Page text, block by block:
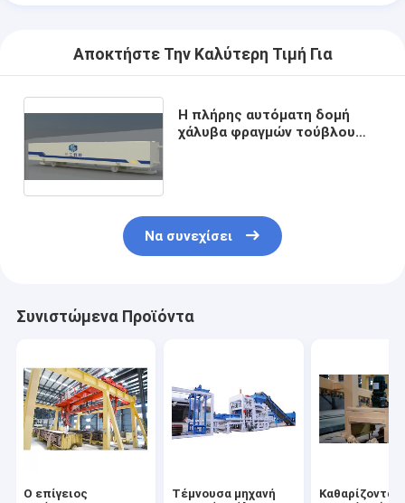
Αποκτήστε Την Καλύτερη Τιμή Για
Η πλήρης αυτόματη δομή
χάλυβα φραγμών τούβλου
Να συνεχίσει
Συνιστώμενα Προϊόντα
Ο επίγειος
Τέμνουσα μηχανή
Καθαρίζοντας